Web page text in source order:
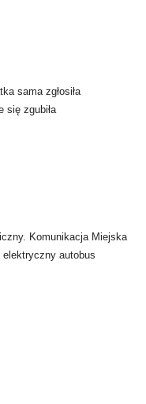
sama zgłosiła
się zgubiła
Komunikacja Miejska
elektryczny autobus